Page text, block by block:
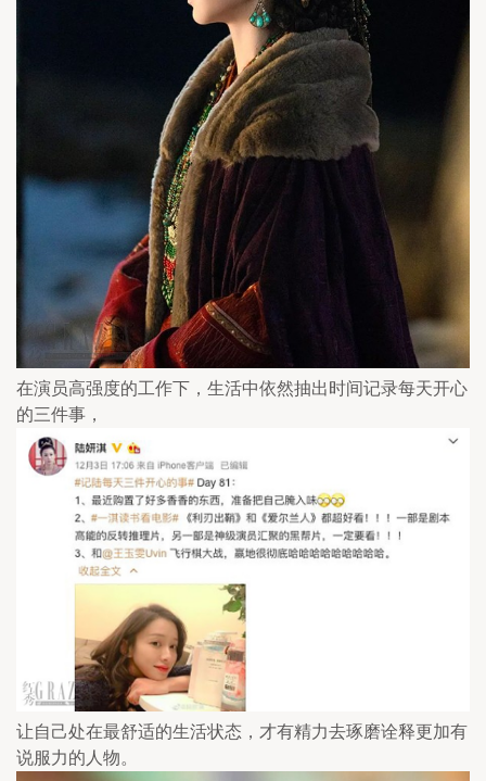
在演员高强度的工作下，生活中依然抽出时间记录每天开心
的三件事，
让自己处在最舒适的生活状态，才有精力去琢磨诠释更加有
说服力的人物。